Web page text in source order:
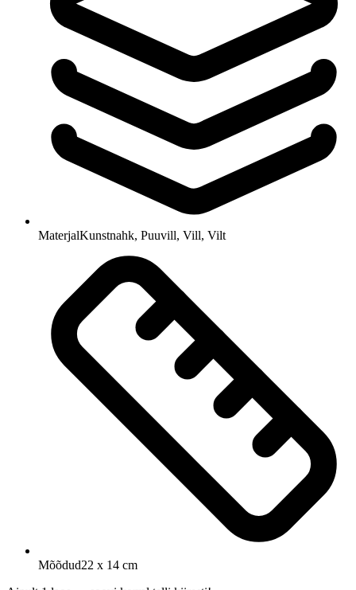
MaterjalKunstnahk, Puuvill, Vill, Vilt
Mõõdud22 x 14 cm